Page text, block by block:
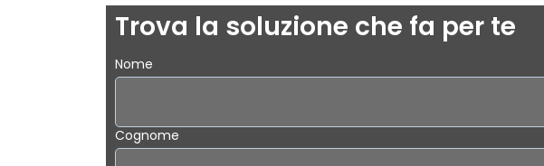
Trova la soluzione che fa per te
Nome
Cognome